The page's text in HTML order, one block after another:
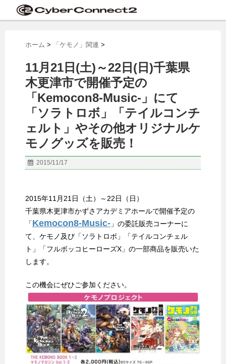
ホーム > 「ケモノ」関連 >
11月21日(土)～22日(日)千葉県
木更津市で開催予定の
「Kemocon8-Music-」にて
「ソラトロボ」「テイルコンチ
ェルト」やその他オリジナルケ
モノグッズを販売！
2015/11/17
2015年11月21日（土）～22日（日）
千葉県木更津市かずさアカデミアホールで開催予定の
「Kemocon8-Music- 」の委託販売コーナーに
て、ケモノ及び「ソラトロボ」「テイルコンチェル
ト」「フルボッコヒーローズX」の一部商品を販売いた
します。
この機会にぜひご参加ください。